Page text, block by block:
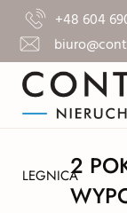
+48 604
LEGNICA
2